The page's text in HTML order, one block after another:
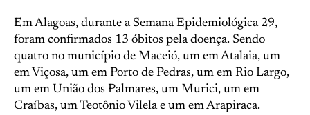
Em Alagoas, durante a Semana Epidemiológica 29,
foram confirmados 13 óbitos pela doença. Sendo
quatro no município de Maceió, um em Atalaia, um
em Viçosa, um em Porto de Pedras, um em Rio Largo,
um em União dos Palmares, um Murici, um em
Craíbas, um Teotônio Vilela e um em Arapiraca.